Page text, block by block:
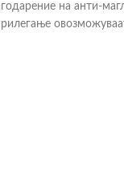
на анти-